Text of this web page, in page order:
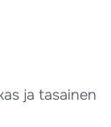
ja tasainen